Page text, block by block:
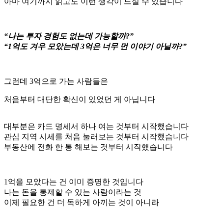
“나는 투자 경험도 없는데 가능할까?”
“1억도 겨우 모았는데 3억은 너무 먼 이야기 아닐까?”
그런데 3억으로 가는 사람들은
처음부터 대단한 확신이 있었던 게 아닙니다
대부분은 카드 명세서 하나 여는 것부터 시작했습니다
관심 지역 시세를 처음 눌러보는 것부터 시작했습니다
부동산에 전화 한 통 해보는 것부터 시작했습니다
1억을 모았다는 건 이미 증명한 것입니다
나는 돈을 통제할 수 있는 사람이라는 것
이제 필요한 건 더 독하게 아끼는 것이 아니라